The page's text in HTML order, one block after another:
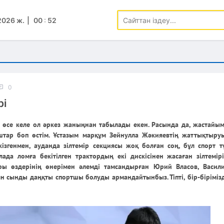
ж. 00 : 52
0
өсе келе ол әркез жаныңнан табылады екен. Расында да,
боп өстім. Ұстазым марқұм Зейнулла Жәкияевтің
ауданда зілтемір секциясы жоқ болған соң, бұл спорт
ломға бекітілген трактордың екі дискісінен жасаған
өздерінің өнерімен әлемді тамсандырған Юрий Власов,
даңқты спортшы болуды армандайтынбыз. Тіпті, бір-